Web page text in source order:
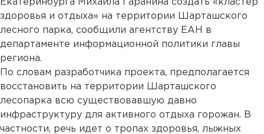
Екатеринбурга Михаила Гаранина создать «кластер
здоровья и отдыха» на территории Шарташского
лесного парка, сообщили агентству ЕАН в
департаменте информационной политики главы
региона.
По словам разработчика проекта, предполагается
восстановить на территории Шарташского
лесопарка всю существовавшую давно
инфраструктуру для активного отдыха горожан. В
частности, речь идет о тропах здоровья, лыжных